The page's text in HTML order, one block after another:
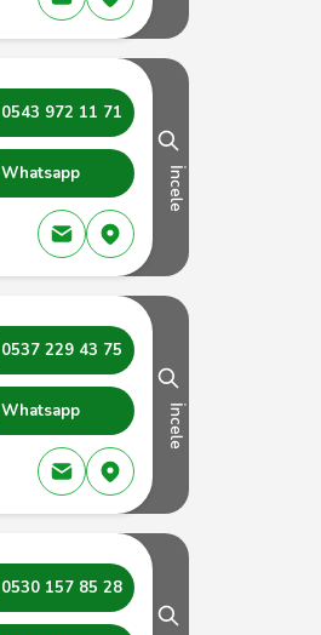
0543 972 11 71
Whatsapp İncele
0537 229 43 75
Whatsapp İncele
0530 157 85 28